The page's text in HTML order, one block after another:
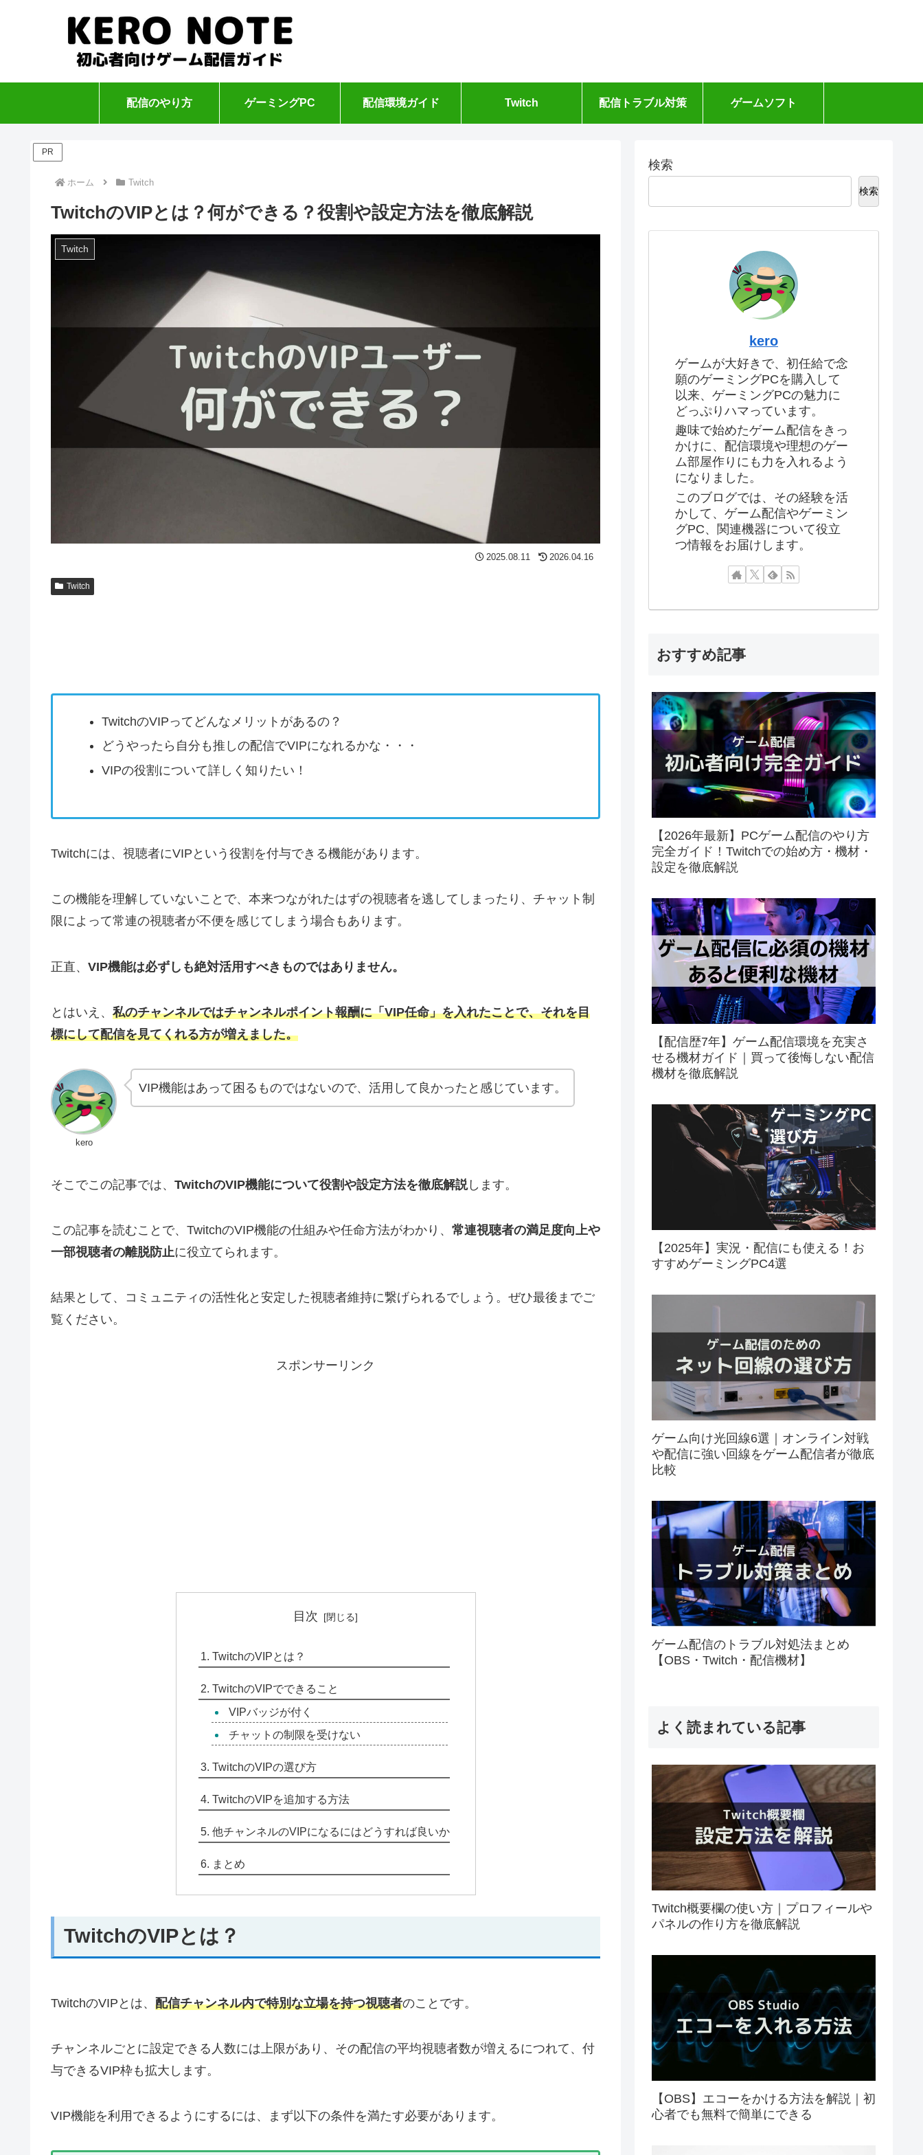
配信のやり方 ゲーミングPC 配信環境ガイド Twitch 配信トラブル対策 ゲームソフト
PR
ホーム Twitch
TwitchのVIPとは？何ができる？役割や設定方法を徹底解説
Twitch
2025.08.11 2026.04.16
Twitch
TwitchのVIPってどんなメリットがあるの？
どうやったら自分も推しの配信でVIPになれるかな・・・
VIPの役割について詳しく知りたい！
Twitchには、視聴者にVIPという役割を付与できる機能があります。
この機能を理解していないことで、本来つながれたはずの視聴者を逃してしまったり、チャット制
限によって常連の視聴者が不便を感じてしまう場合もあります。
正直、 VIP機能は必ずしも絶対活用すべきものではありません。
とはいえ、 私のチャンネルではチャンネルポイント報酬に「VIP任命」を入れたことで、それを目
標にして配信を見てくれる方が増えました。
kero
VIP機能はあって困るものではないので、活用して良かったと感じています。
そこでこの記事では、 TwitchのVIP機能について役割や設定方法を徹底解説します。
この記事を読むことで、TwitchのVIP機能の仕組みや任命方法がわかり、 常連視聴者の満足度向上や
一部視聴者の離脱防止に役立てられます。
結果として、コミュニティの活性化と安定した視聴者維持に繋げられるでしょう。ぜひ最後までご
覧ください。
スポンサーリンク
目次
TwitchのVIPとは？
TwitchのVIPでできること
VIPバッジが付く
チャットの制限を受けない
TwitchのVIPの選び方
TwitchのVIPを追加する方法
他チャンネルのVIPになるにはどうすれば良いか
まとめ
TwitchのVIPとは？
TwitchのVIPとは、 配信チャンネル内で特別な立場を持つ視聴者のことです。
チャンネルごとに設定できる人数には上限があり、その配信の平均視聴者数が増えるにつれて、付
与できるVIP枠も拡大します。
VIP機能を利用できるようにするには、まず以下の条件を満たす必要があります。
検索
検索
kero
ゲームが大好きで、初任給で念
願のゲーミングPCを購入して
以来、ゲーミングPCの魅力に
どっぷりハマっています。
趣味で始めたゲーム配信をきっ
かけに、配信環境や理想のゲー
ム部屋作りにも力を入れるよう
になりました。
このブログでは、その経験を活
かして、ゲーム配信やゲーミン
グPC、関連機器について役立
つ情報をお届けします。
おすすめ記事
【2026年最新】PCゲーム配信のやり方
完全ガイド！Twitchでの始め方・機材・
設定を徹底解説
【配信歴7年】ゲーム配信環境を充実さ
せる機材ガイド｜買って後悔しない配信
機材を徹底解説
【2025年】実況・配信にも使える！お
すすめゲーミングPC4選
ゲーム向け光回線6選｜オンライン対戦
や配信に強い回線をゲーム配信者が徹底
比較
ゲーム配信のトラブル対処法まとめ
【OBS・Twitch・配信機材】
よく読まれている記事
Twitch概要欄の使い方｜プロフィールや
パネルの作り方を徹底解説
【OBS】エコーをかける方法を解説｜初
心者でも無料で簡単にできる